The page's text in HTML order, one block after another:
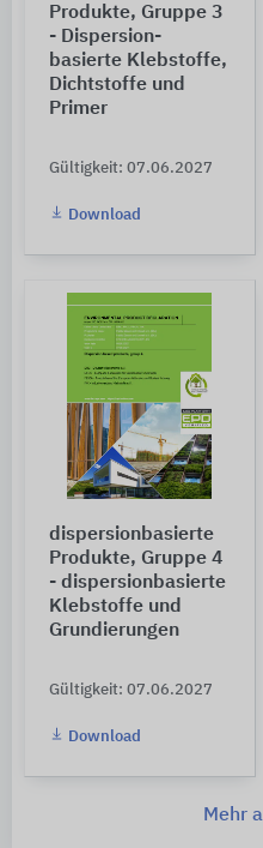
Produkte, Gruppe 3
- Dispersion-
basierte Klebstoffe,
Dichtstoffe und
Primer
Gültigkeit: 07.06.2027
Download
dispersionbasierte
Produkte, Gruppe 4
- dispersionbasierte
Klebstoffe und
Grundierungen
Gültigkeit: 07.06.2027
Download
Mehr